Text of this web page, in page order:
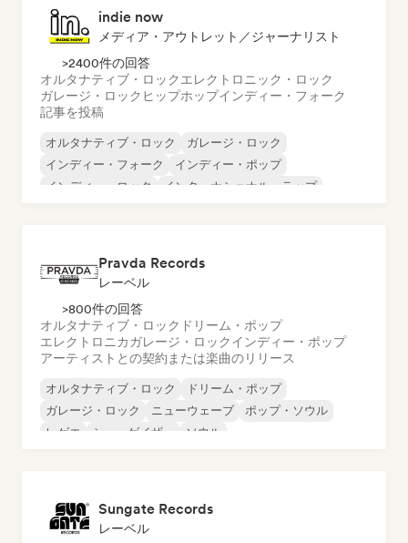
indie now
メディア・アウトレット／ジャーナリスト
>2400件の回答
オルタナティブ・ロックエレクトロニック・ロック
ガレージ・ロック ヒップホップインディー・フォーク
記事を投稿
オルタナティブ・ロック
ガレージ・ロック
インディー・フォーク
インディー・ポップ
インディー・ロック
インターナショナル・ラップ
Pravda Records
レーベル
>800件の回答
オルタナティブ・ロック ドリーム・ポップ
エレクトロニカガレージ・ロックインディー・ポップ
アーティストとの契約または楽曲のリリース
オルタナティブ・ロック
ドリーム・ポップ
ガレージ・ロック
ニューウェーブ
ポップ・ソウル
レゲエ
シューゲイザー ソウル
Sungate Records
レーベル